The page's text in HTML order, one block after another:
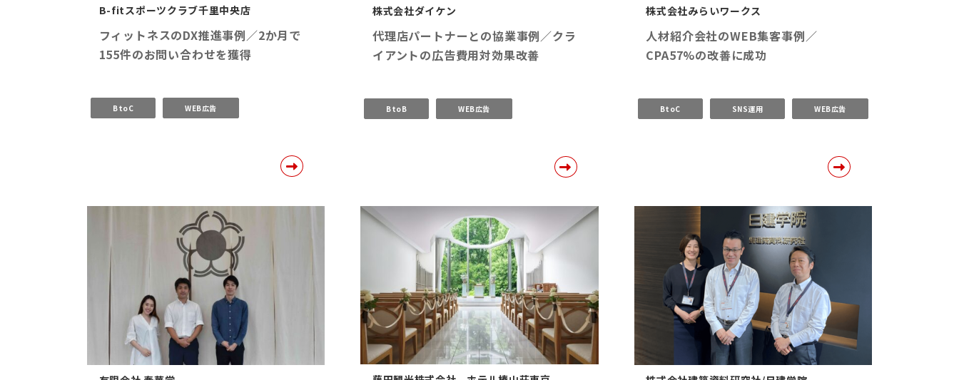
B-fitスポーツクラブ千里中央店
フィットネスのDX推進事例／2か月で
155件のお問い合わせを獲得
BtoC WEB広告
株式会社ダイケン
代理店パートナーとの協業事例／クラ
イアントの広告費用対効果改善
BtoB WEB広告
株式会社みらいワークス
人材紹介会社のWEB集客事例／
CPA57%の改善に成功
BtoC SNS運用 WEB広告